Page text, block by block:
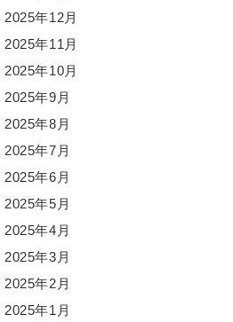
2025年12月
2025年11月
2025年10月
2025年9月
2025年8月
2025年7月
2025年6月
2025年5月
2025年4月
2025年3月
2025年2月
2025年1月